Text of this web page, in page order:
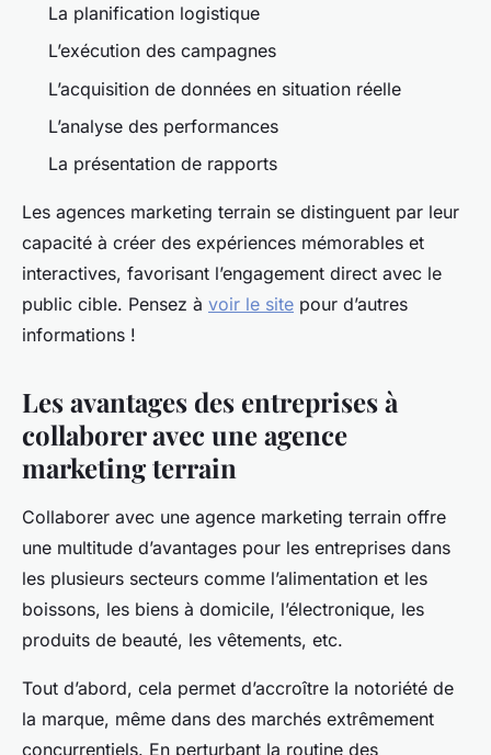
La planification logistique
L’exécution des campagnes
L’acquisition de données en situation réelle
L’analyse des performances
La présentation de rapports
Les agences marketing terrain se distinguent par leur
capacité à créer des expériences mémorables et
interactives, favorisant l’engagement direct avec le
public cible. Pensez à voir le site pour d’autres
informations !
Les avantages des entreprises à
collaborer avec une agence
marketing terrain
Collaborer avec une agence marketing terrain offre
une multitude d’avantages pour les entreprises dans
les plusieurs secteurs comme l’alimentation et les
boissons, les biens à domicile, l’électronique, les
produits de beauté, les vêtements, etc.
Tout d’abord, cela permet d’accroître la notoriété de
la marque, même dans des marchés extrêmement
concurrentiels. En perturbant la routine des